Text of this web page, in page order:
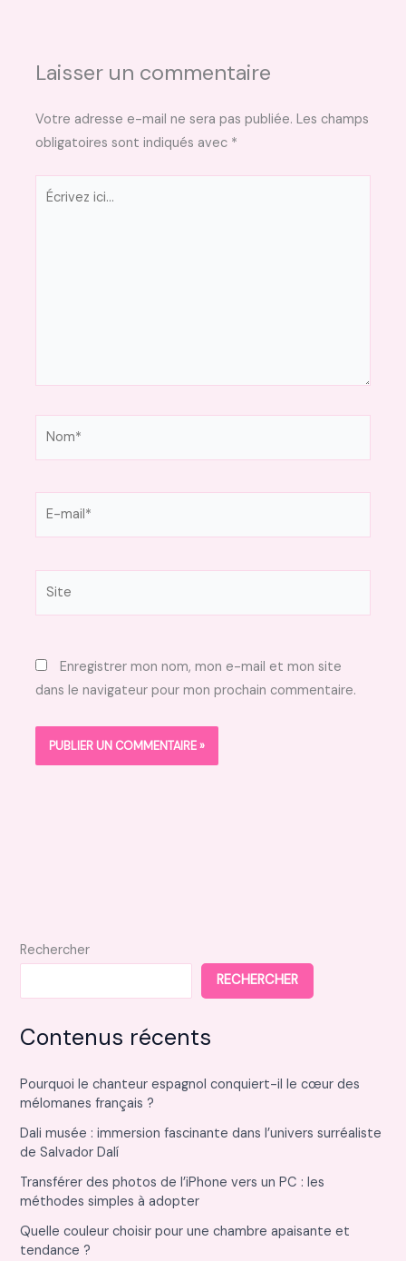
Laisser un commentaire
Votre adresse e-mail ne sera pas publiée. Les champs
obligatoires sont indiqués avec *
Écrivez
Enregistrer mon nom, mon e-mail et mon site
dans le navigateur pour mon prochain commentaire.
Rechercher
RECHERCHER
Contenus récents
Pourquoi le chanteur espagnol conquiert-il le cœur des
mélomanes français ?
Dali musée : immersion fascinante dans l’univers surréaliste
de Salvador Dalí
Transférer des photos de l’iPhone vers un PC : les
méthodes simples à adopter
Quelle couleur choisir pour une chambre apaisante et
tendance ?